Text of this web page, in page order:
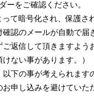
ーをご確認ください。
て暗号化され、保護さ
認のメールが自動で届
返信して頂きますよう
ない事があります。）
下の事が考えられます
申し込みを避けていた